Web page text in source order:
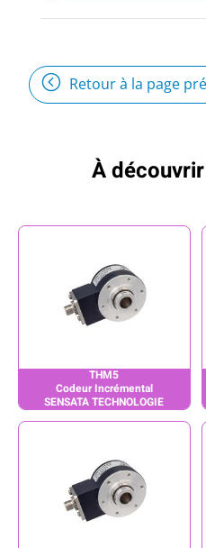
Retour à la page
À
THM5
Codeur Incrémental
SENSATA TECHNOLOGIE